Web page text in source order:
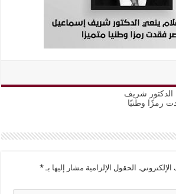
الدكتور شريف
رمزًا وطنيًا
الحقول الإلزامية مشار إليها بـ*